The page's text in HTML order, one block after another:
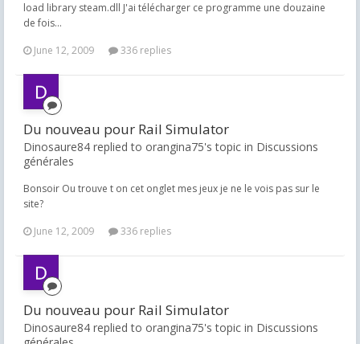
load library steam.dll J'ai télécharger ce programme une douzaine
de fois...
June 12, 2009
336 replies
Du nouveau pour Rail Simulator
Dinosaure84 replied to orangina75's topic in Discussions
générales
Bonsoir Ou trouve t on cet onglet mes jeux je ne le vois pas sur le
site?
June 12, 2009
336 replies
Du nouveau pour Rail Simulator
Dinosaure84 replied to orangina75's topic in Discussions